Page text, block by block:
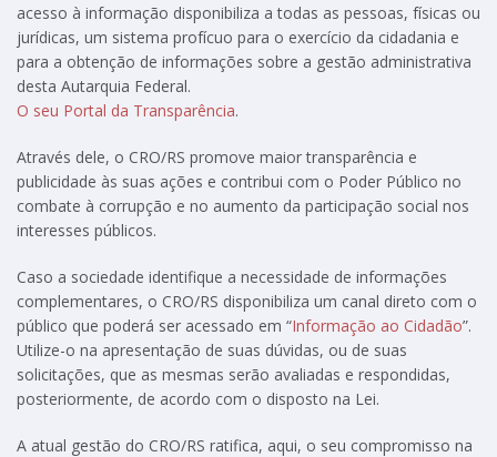
acesso à informação disponibiliza a todas as pessoas, físicas ou
jurídicas, um sistema profícuo para o exercício da cidadania e
para a obtenção de informações sobre a gestão administrativa
desta Autarquia Federal.
O seu Portal da Transparência.
Através dele, o CRO/RS promove maior transparência e
publicidade às suas ações e contribui com o Poder Público no
combate à corrupção e no aumento da participação social nos
interesses públicos.
Caso a sociedade identifique a necessidade de informações
complementares, o CRO/RS disponibiliza um canal direto com o
público que poderá ser acessado em “Informação ao Cidadão”.
Utilize-o na apresentação de suas dúvidas, ou de suas
solicitações, que as mesmas serão avaliadas e respondidas,
posteriormente, de acordo com o disposto na Lei.
A atual gestão do CRO/RS ratifica, aqui, o seu compromisso na